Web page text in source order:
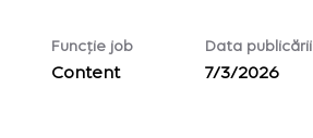
Funcție job
Content
Data publicării
7/3/2026